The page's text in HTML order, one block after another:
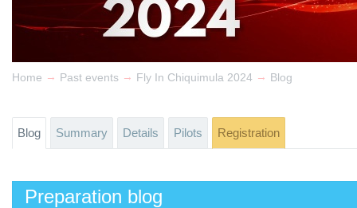
Home → Past events → Fly In Chiquimula 2024 → Blog
Blog Summary Details Pilots Registration
Preparation blog